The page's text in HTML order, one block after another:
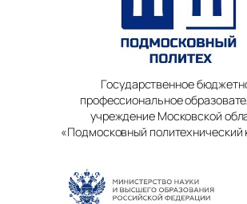
Государственное
профессиональное
учреждение Московской
«Подмосковный политехнический